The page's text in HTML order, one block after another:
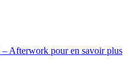
– Afterwork pour en savoir plus